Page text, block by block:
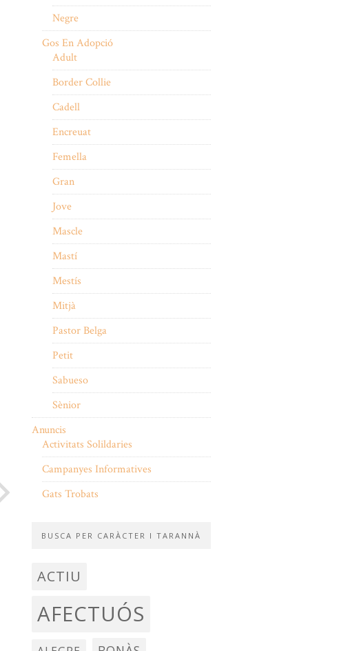
Negre
Gos En Adopció
Adult
Border Collie
Cadell
Encreuat
Femella
Gran
Jove
Mascle
Mastí
Mestís
Mitjà
Pastor Belga
Petit
Sabueso
Sènior
Anuncis
Activitats Solildaries
Campanyes Informatives
Gats Trobats
BUSCA PER CARÀCTER I TARANNÀ
ACTIU
AFECTUÓS